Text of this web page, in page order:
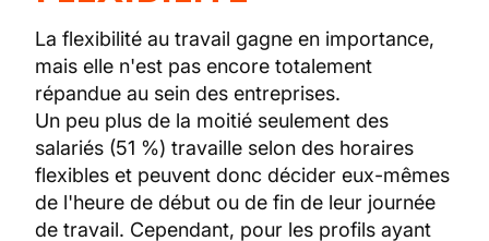
La flexibilité au travail gagne en importance,
mais elle n'est pas encore totalement
répandue au sein des entreprises.
Un peu plus de la moitié seulement des
salariés (51 %) travaille selon des horaires
flexibles et peuvent donc décider eux-mêmes
de l'heure de début ou de fin de leur journée
de travail. Cependant, pour les profils ayant